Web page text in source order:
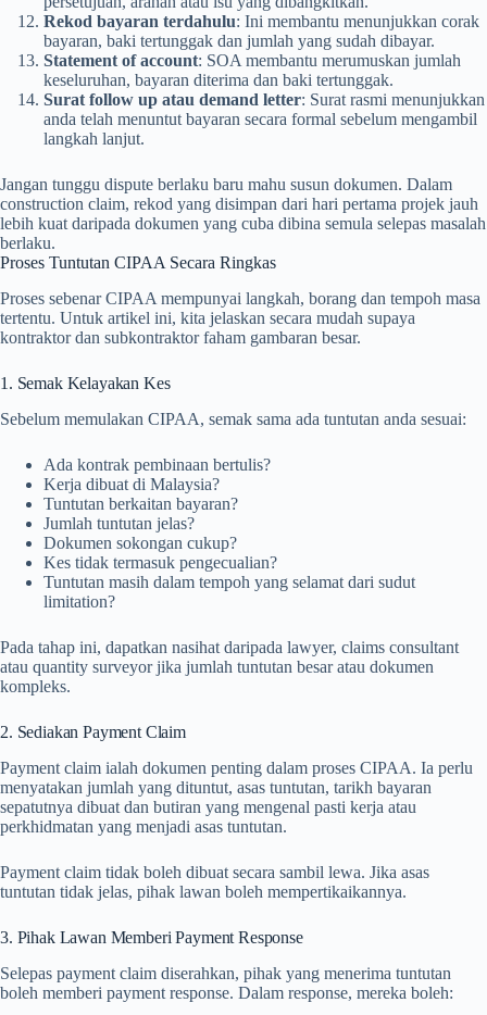
Rekod bayaran terdahulu: Ini membantu menunjukkan corak
bayaran, baki tertunggak dan jumlah yang sudah dibayar.
Statement of account: SOA membantu merumuskan jumlah
keseluruhan, bayaran diterima dan baki tertunggak.
Surat follow up atau demand letter: Surat rasmi menunjukkan
anda telah menuntut bayaran secara formal sebelum mengambil
langkah lanjut.
Jangan tunggu dispute berlaku baru mahu susun dokumen. Dalam
construction claim, rekod yang disimpan dari hari pertama projek jauh
lebih kuat daripada dokumen yang cuba dibina semula selepas masalah
berlaku.
Proses Tuntutan CIPAA Secara Ringkas
Proses sebenar CIPAA mempunyai langkah, borang dan tempoh masa
tertentu. Untuk artikel ini, kita jelaskan secara mudah supaya
kontraktor dan subkontraktor faham gambaran besar.
1. Semak Kelayakan Kes
Sebelum memulakan CIPAA, semak sama ada tuntutan anda sesuai:
Ada kontrak pembinaan bertulis?
Kerja dibuat di Malaysia?
Tuntutan berkaitan bayaran?
Jumlah tuntutan jelas?
Dokumen sokongan cukup?
Kes tidak termasuk pengecualian?
Tuntutan masih dalam tempoh yang selamat dari sudut
limitation?
Pada tahap ini, dapatkan nasihat daripada lawyer, claims consultant
atau quantity surveyor jika jumlah tuntutan besar atau dokumen
kompleks.
2. Sediakan Payment Claim
Payment claim ialah dokumen penting dalam proses CIPAA. Ia perlu
menyatakan jumlah yang dituntut, asas tuntutan, tarikh bayaran
sepatutnya dibuat dan butiran yang mengenal pasti kerja atau
perkhidmatan yang menjadi asas tuntutan.
Payment claim tidak boleh dibuat secara sambil lewa. Jika asas
tuntutan tidak jelas, pihak lawan boleh mempertikaikannya.
3. Pihak Lawan Memberi Payment Response
Selepas payment claim diserahkan, pihak yang menerima tuntutan
boleh memberi payment response. Dalam response, mereka boleh: